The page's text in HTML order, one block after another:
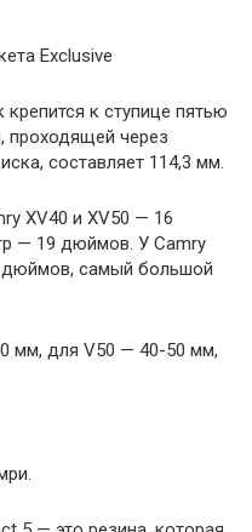
Exclusive
к ступице пятью
проходящей через
составляет 114,3 мм.
XV40 и XV50 — 16
— 19 дюймов. У Camry
самый большой
мм, для V50 — 40-50 мм,